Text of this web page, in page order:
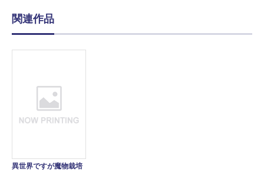
関連作品
異世界ですが魔物栽培